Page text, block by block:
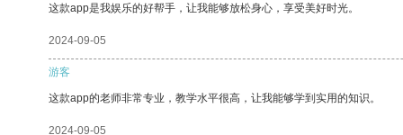
这款app是我娱乐的好帮手，让我能够放松身心，享受美好时光。
2024-09-05
游客
这款app的老师非常专业，教学水平很高，让我能够学到实用的知识。
2024-09-05